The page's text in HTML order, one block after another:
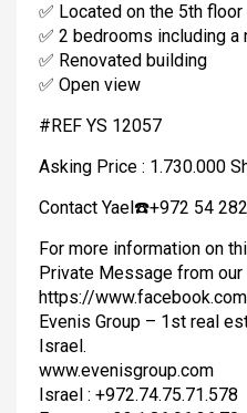
✅ Located on the 5th
✅ 2 bedrooms including a
✅ Renovated building
✅ Open view
#REF YS 12057
Asking Price : 1.730.000
Contact Yael☎️+972 54
For more information on
Private Message from our
https://
Evenis Group – 1st real
Israel.
www.evenisgroup.com
Israel : +972.74.75.71.578